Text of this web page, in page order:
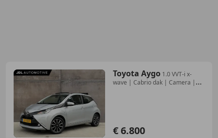
Toyota Aygo 1.0 VVT-i x-
wave | Cabrio dak | Camera |
€ 6.800